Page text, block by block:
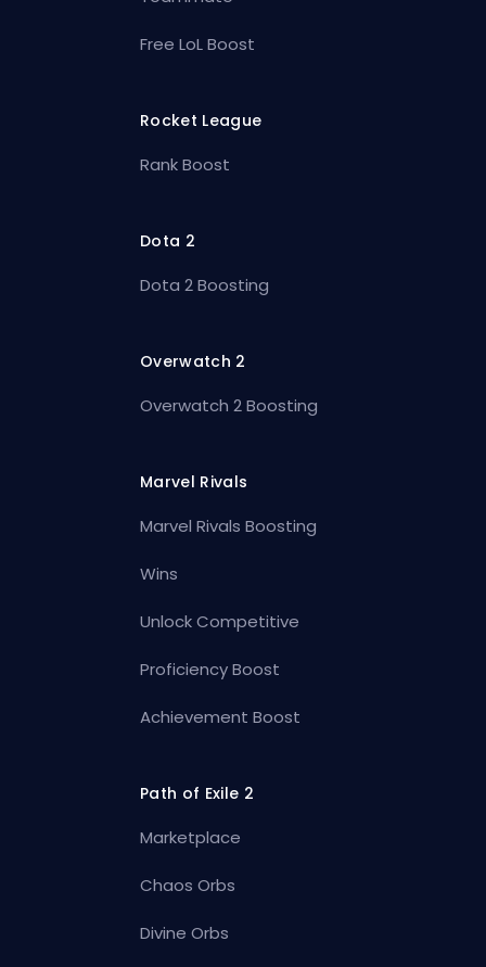
Free LoL Boost
Rocket League
Rank Boost
Dota 2
Dota 2 Boosting
Overwatch 2
Overwatch 2 Boosting
Marvel Rivals
Marvel Rivals Boosting
Wins
Unlock Competitive
Proficiency Boost
Achievement Boost
Path of Exile 2
Marketplace
Chaos Orbs
Divine Orbs